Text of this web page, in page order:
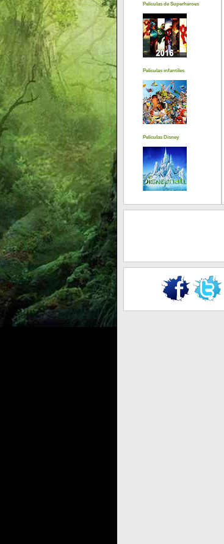
Películas de Superhéroes
Películas infantiles
Películas Disney